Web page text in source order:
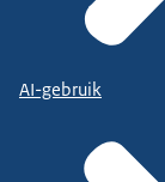
AI-gebruik